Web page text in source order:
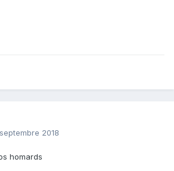
2018
homards